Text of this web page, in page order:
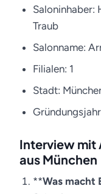
Saloninhaber:
Traub
Salonname:
Filialen: 1
Stadt:
Interview mit
aus München
**Was macht